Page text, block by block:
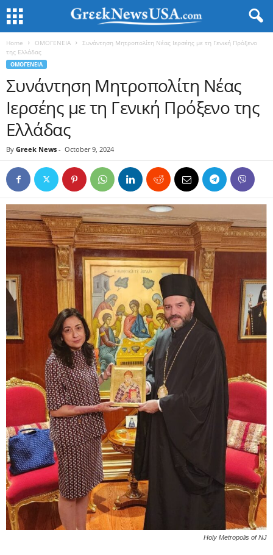
Home ΟΜΟΓΕΝΕΙΑ
Συνάντηση Μητροπολίτη Νέας Ιερσέης με τη Γενική Πρόξενο
της Ελλάδας
ΟΜΟΓΕΝΕΙΑ
Συνάντηση Μητροπολίτη Νέας
Ιερσέης με τη Γενική Πρόξενο της
Ελλάδας
By Greek News - October 9, 2024
Holy Metropolis of NJ